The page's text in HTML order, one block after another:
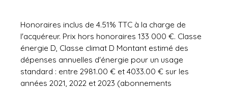
Honoraires inclus de 4.51% TTC à la charge de
l'acquéreur. Prix hors honoraires 133 000 €. Classe
énergie D, Classe climat D Montant estimé des
dépenses annuelles d'énergie pour un usage
standard : entre 2981.00 € et 4033.00 € sur les
années 2021, 2022 et 2023 (abonnements